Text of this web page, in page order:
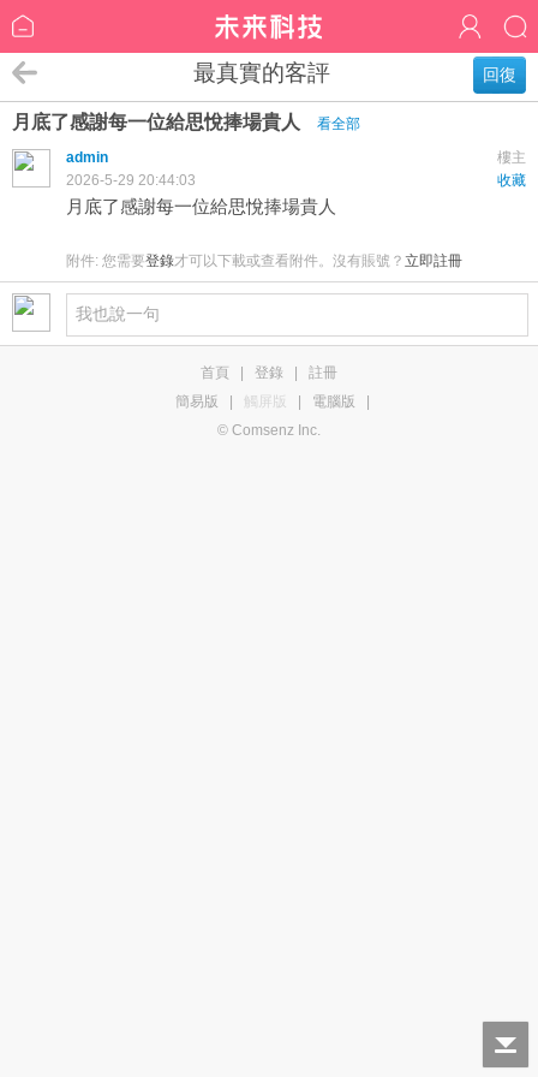
回復
最真實的客評
月底了感謝每一位給思悅捧場貴人
看全部
樓主
admin
收藏
2026-5-29 20:44:03
月底了感謝每一位給思悅捧場貴人
附件: 您需要登錄才可以下載或查看附件。沒有賬號？ 立即註冊
首頁 登錄
註冊
簡易版
觸屏版 電腦版
© Comsenz Inc.